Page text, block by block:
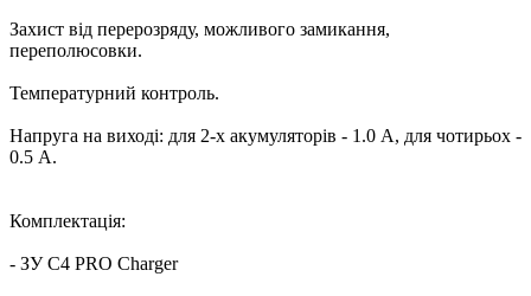
Захист від перерозряду, можливого замикання,
переполюсовки.
Температурний контроль.
Напруга на виході: для 2-х акумуляторів - 1.0 А, для чотирьох -
0.5 А.
Комплектація:
- ЗУ C4 PRO Charger